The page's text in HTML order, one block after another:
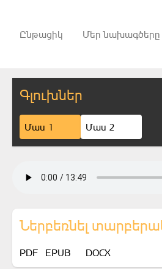
Ընթացիկ Մեր նախագծերը
Գլուխներ
Մաս 1 Մաս 2
Ներբեռնել
PDF EPUB DOCX